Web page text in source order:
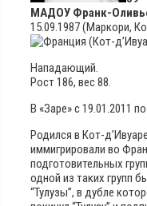
МАДОУ Франк-
15.09.1987 (Маркори,
(Кот-
Нападающий.
Рост 186, вес 88.
В «Заре» с 19.01.2011
Родился в Кот-
иммигрировали во
подготовительных
одной из таких групп
“Тулузы”, в дубле